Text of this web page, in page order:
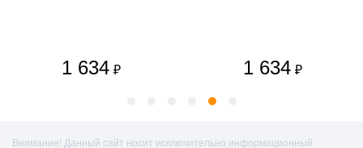
1 634 ₽ 1 634 ₽
Внимание! Данный сайт носит исключительно информационный